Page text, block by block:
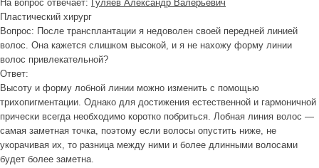
На вопрос отвечает: Гуляев Александр Валерьевич
Пластический хирург
Вопрос: После трансплантации я недоволен своей передней линией
волос. Она кажется слишком высокой, и я не нахожу форму линии
волос привлекательной?
Ответ:
Высоту и форму лобной линии можно изменить с помощью
трихопигментации. Однако для достижения естественной и гармоничной
прически всегда необходимо коротко побриться. Лобная линия волос —
самая заметная точка, поэтому если волосы опустить ниже, не
укорачивая их, то разница между ними и более длинными волосами
будет более заметна.